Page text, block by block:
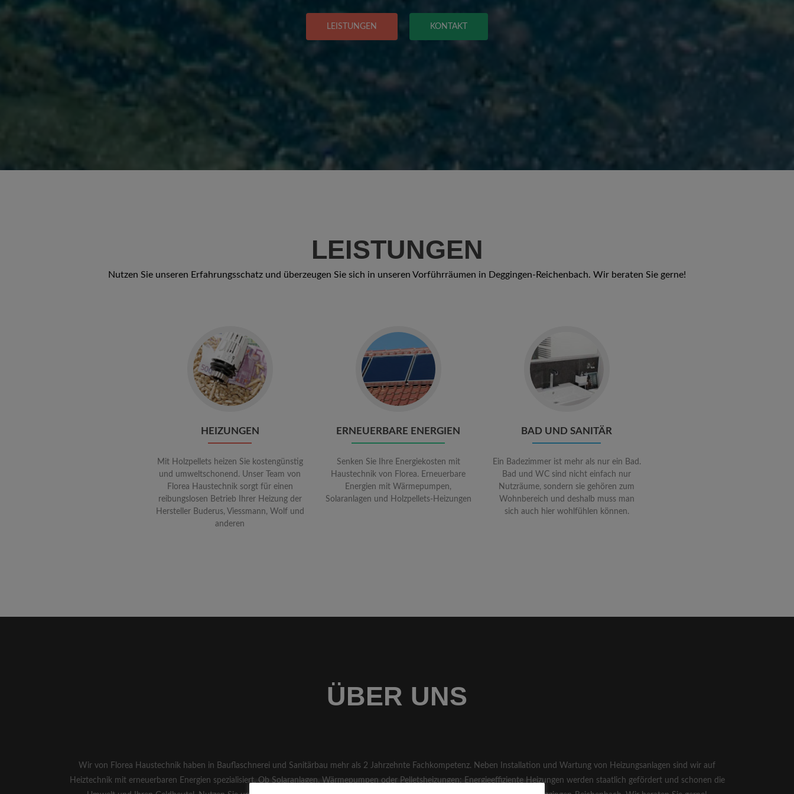
LEISTUNGEN KONTAKT
LEISTUNGEN
Nutzen Sie unseren Erfahrungsschatz und überzeugen Sie sich in unseren Vorführräumen in Deggingen-Reichenbach. Wir beraten Sie gerne!
Go
to
Heizungen
HEIZUNGEN
Mit Holzpellets heizen Sie kostengünstig
und umweltschonend. Unser Team von
Florea Haustechnik sorgt für einen
reibungslosen Betrieb Ihrer Heizung der
Hersteller Buderus, Viessmann, Wolf und
anderen
to
Erneuerbare
Energien
ERNEUERBARE ENERGIEN
Senken Sie Ihre Energiekosten mit
Haustechnik von Florea. Erneuerbare
Energien mit Wärmepumpen,
Solaranlagen und Holzpellets-Heizungen
und
BAD UND SANITÄR
Ein Badezimmer ist mehr als nur ein Bad.
Bad und WC sind nicht einfach nur
Nutzräume, sondern sie gehören zum
Wohnbereich und deshalb muss man
sich auch hier wohlfühlen können.
ÜBER UNS
Wir von Florea Haustechnik haben in Bauflaschnerei und Sanitärbau mehr als 2 Jahrzehnte Fachkompetenz. Neben Installation und Wartung von Heizungsanlagen sind wir auf
Heiztechnik mit erneuerbaren Energien spezialisiert. Ob Solaranlagen, Wärmepumpen oder Pelletsheizungen: Energieeffiziente Heizungen werden staatlich gefördert und schonen die